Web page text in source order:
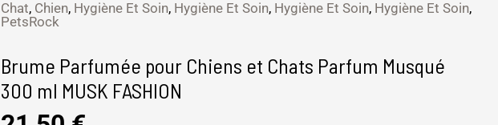
Chat, Chien, Hygiène Et Soin, Hygiène Et Soin, Hygiène Et Soin, Hygiène Et Soin,
PetsRock
Brume Parfumée pour Chiens et Chats Parfum Musqué
300 ml MUSK FASHION
Parfumée
Chiens
et
Chats